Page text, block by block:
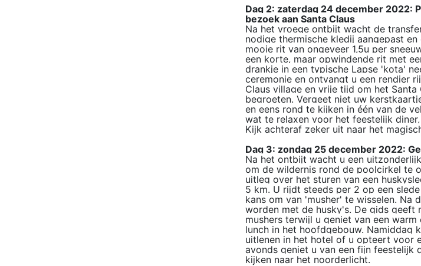
Dag 2: zaterdag 24 december 2022:
bezoek aan Santa Claus
Na het vroege ontbijt wacht de
nodige thermische kledij aangepast
mooie rit van ongeveer 1,5u per
een korte, maar opwindende rit met
drankje in een typische Lapse 'kota'
ceremonie en ontvangt u een rendier
Claus village en vrije tijd om het
begroeten. Vergeet niet uw
en eens rond te kijken in één van de
wat te relaxen voor het feestelijk
Kijk achteraf zeker uit naar het
Dag 3: zondag 25 december 2022:
Na het ontbijt wacht u een
om de wildernis rond de poolcirkel te
uitleg over het sturen van een
5 km. U rijdt steeds per 2 op een
kans om van 'musher' te wisselen.
worden met de husky's. De gids geeft
mushers terwijl u geniet van een
lunch in het hoofdgebouw. Namiddag
uitlenen in het hotel of u opteert voor
avonds geniet u van een fijn feestelijk
kijken naar het noorderlicht.